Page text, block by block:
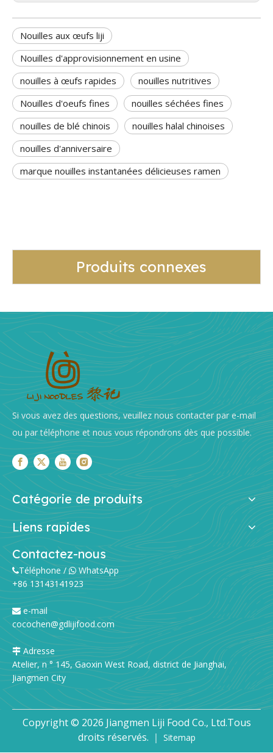
Nouilles aux œufs liji
Nouilles d'approvisionnement en usine
nouilles à œufs rapides
nouilles nutritives
Nouilles d'oeufs fines
nouilles séchées fines
nouilles de blé chinois
nouilles halal chinoises
nouilles d'anniversaire
marque nouilles instantanées délicieuses ramen
Produits connexes
Si vous avez des questions, veuillez nous contacter par e-mail
ou par téléphone et nous vous répondrons dès que possible.
Catégorie de produits
Liens rapides
Contactez-nous
Téléphone /WhatsApp
+86 13143141923
e-mail
cocochen@gdlijifood.com
Adresse
Atelier, n ° 145, Gaoxin West Road, district de Jianghai,
Jiangmen City
Copyright © 2026 Jiangmen Liji Food Co., Ltd.Tous
droits réservés. ｜ Sitemap